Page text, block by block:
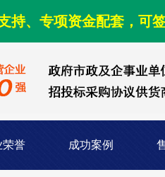
、专项资金配套，可
荣誉 成功案例